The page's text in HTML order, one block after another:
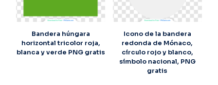
Bandera húngara
horizontal tricolor roja,
blanca y verde PNG gratis
Icono de la bandera
redonda de Mónaco,
círculo rojo y blanco,
símbolo nacional, PNG
gratis